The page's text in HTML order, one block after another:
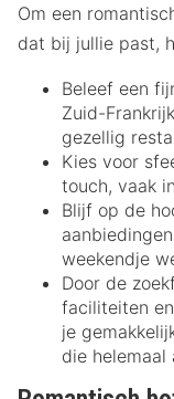
Om een
dat bij jullie past,
Beleef een
Zuid-
gezellig
Kies voor
touch, vaak
Blijf op de
weekendje
Door de
faciliteiten
je
die helemaal